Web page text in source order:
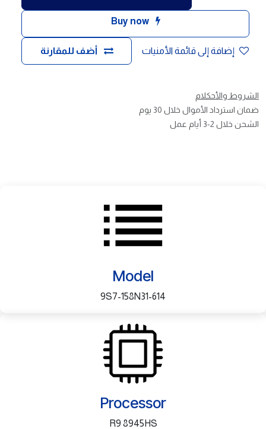
Buy now
أضف للمقارنة إضافة إلى قائمة الأمنيات
الشروط والأحكلام
ضمان استرداد الأموال خلال 30 يوم
الشحن خلال 2-3 أيام عمل
Model
9S7-158N31-614
Processor
R9 8945HS